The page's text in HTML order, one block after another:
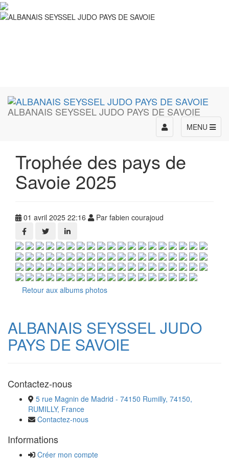
ALBANAIS SEYSSEL JUDO PAYS DE SAVOIE
MENU
Toggle
navigation
Trophée des pays de
Savoie 2025
01 avril 2025 22:16 Par fabien courajoud
Retour aux albums photos
ALBANAIS SEYSSEL JUDO
PAYS DE SAVOIE
Contactez-nous
5 rue Magnin de Madrid - 74150 Rumilly, 74150,
RUMILLY, France
Contactez-nous
Informations
Créer mon compte